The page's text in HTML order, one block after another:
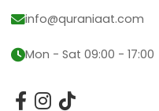
info@quraniaat.com
Mon - Sat 09:00 - 17:00